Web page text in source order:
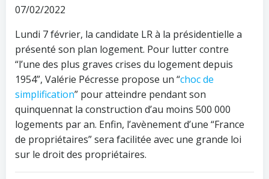
07/02/2022
Lundi 7 février, la candidate LR à la présidentielle a
présenté son plan logement. Pour lutter contre
“l’une des plus graves crises du logement depuis
1954”, Valérie Pécresse propose un “choc de
simplification” pour atteindre pendant son
quinquennat la construction d’au moins 500 000
logements par an. Enfin, l’avènement d’une “France
de propriétaires” sera facilitée avec une grande loi
sur le droit des propriétaires.